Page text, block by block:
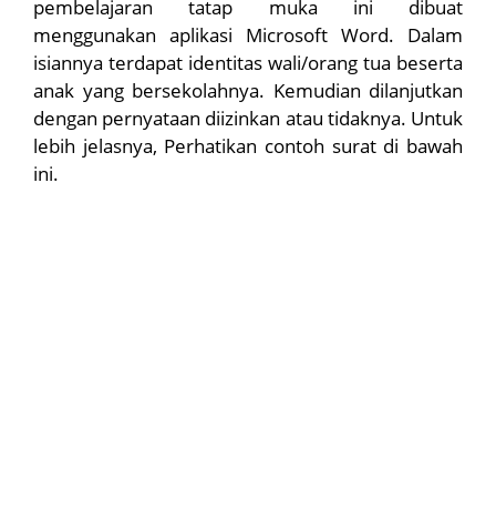
pembelajaran tatap muka ini dibuat
menggunakan aplikasi Microsoft Word. Dalam
isiannya terdapat identitas wali/orang tua beserta
anak yang bersekolahnya. Kemudian dilanjutkan
dengan pernyataan diizinkan atau tidaknya. Untuk
lebih jelasnya, Perhatikan contoh surat di bawah
ini.